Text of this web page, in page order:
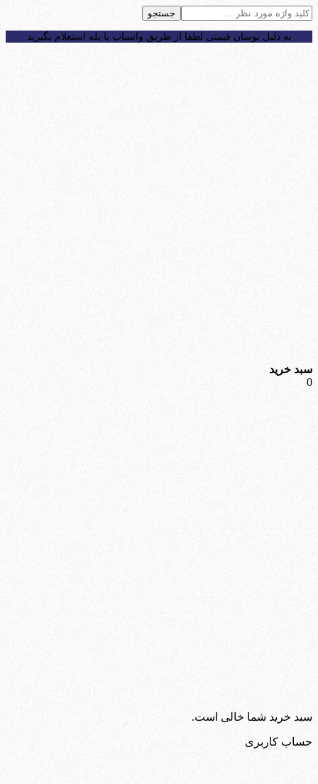
جستجو
به دلیل نوسان قیمتی لطفا از طریق واتساپ یا بله استعلام بگیرید
سبد خرید
0
سبد خرید شما خالی است.
حساب کاربری